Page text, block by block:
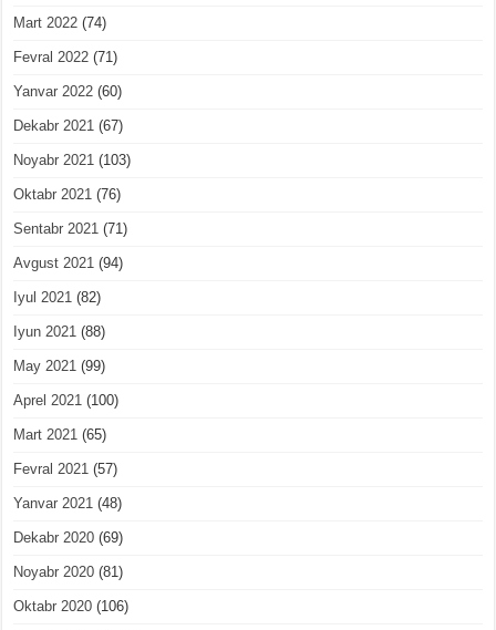
Mart 2022 (74)
Fevral 2022 (71)
Yanvar 2022 (60)
Dekabr 2021 (67)
Noyabr 2021 (103)
Oktabr 2021 (76)
Sentabr 2021 (71)
Avgust 2021 (94)
Iyul 2021 (82)
Iyun 2021 (88)
May 2021 (99)
Aprel 2021 (100)
Mart 2021 (65)
Fevral 2021 (57)
Yanvar 2021 (48)
Dekabr 2020 (69)
Noyabr 2020 (81)
Oktabr 2020 (106)